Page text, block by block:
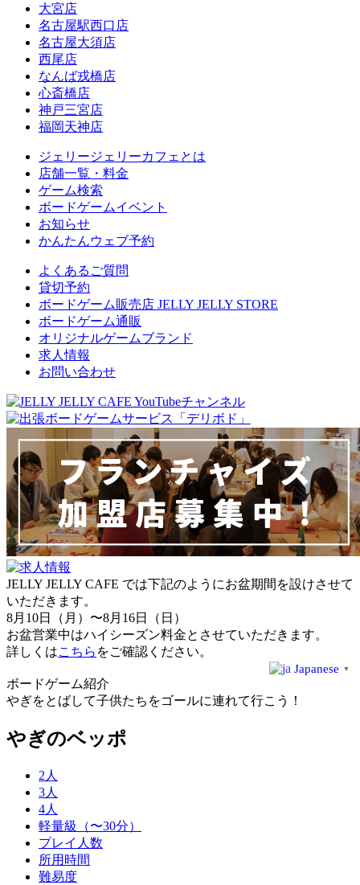
大宮店
名古屋駅西口店
名古屋大須店
西尾店
なんば戎橋店
心斎橋店
神戸三宮店
福岡天神店
ジェリージェリーカフェとは
店舗一覧・料金
ゲーム検索
ボードゲームイベント
お知らせ
かんたんウェブ予約
よくあるご質問
貸切予約
ボードゲーム販売店 JELLY JELLY STORE
ボードゲーム通販
オリジナルゲームブランド
求人情報
お問い合わせ
JELLY JELLY CAFE では下記のようにお盆期間を設けさせて
いただきます。
8月10日（月）〜8月16日（日）
お盆営業中はハイシーズン料金とさせていただきます。
詳しくはこちら をご確認ください。
Japanese ▼
ボードゲーム紹介
やぎをとばして子供たちをゴールに連れて行こう！
やぎのベッポ
2人
3人
4人
軽量級（〜30分）
プレイ人数
所用時間
難易度